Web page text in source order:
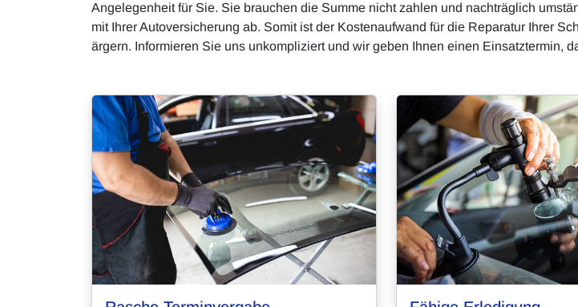
Angelegenheit für Sie. Sie brauchen die Summe nicht zahlen und nachträglich
mit Ihrer Autoversicherung ab. Somit ist der Kostenaufwand für die Reparatur Ihrer
ärgern. Informieren Sie uns unkompliziert und wir geben Ihnen einen Einsatztermin,